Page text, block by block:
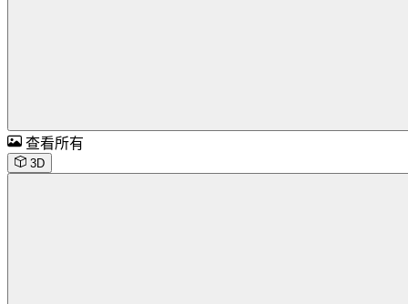
查看所有
3D